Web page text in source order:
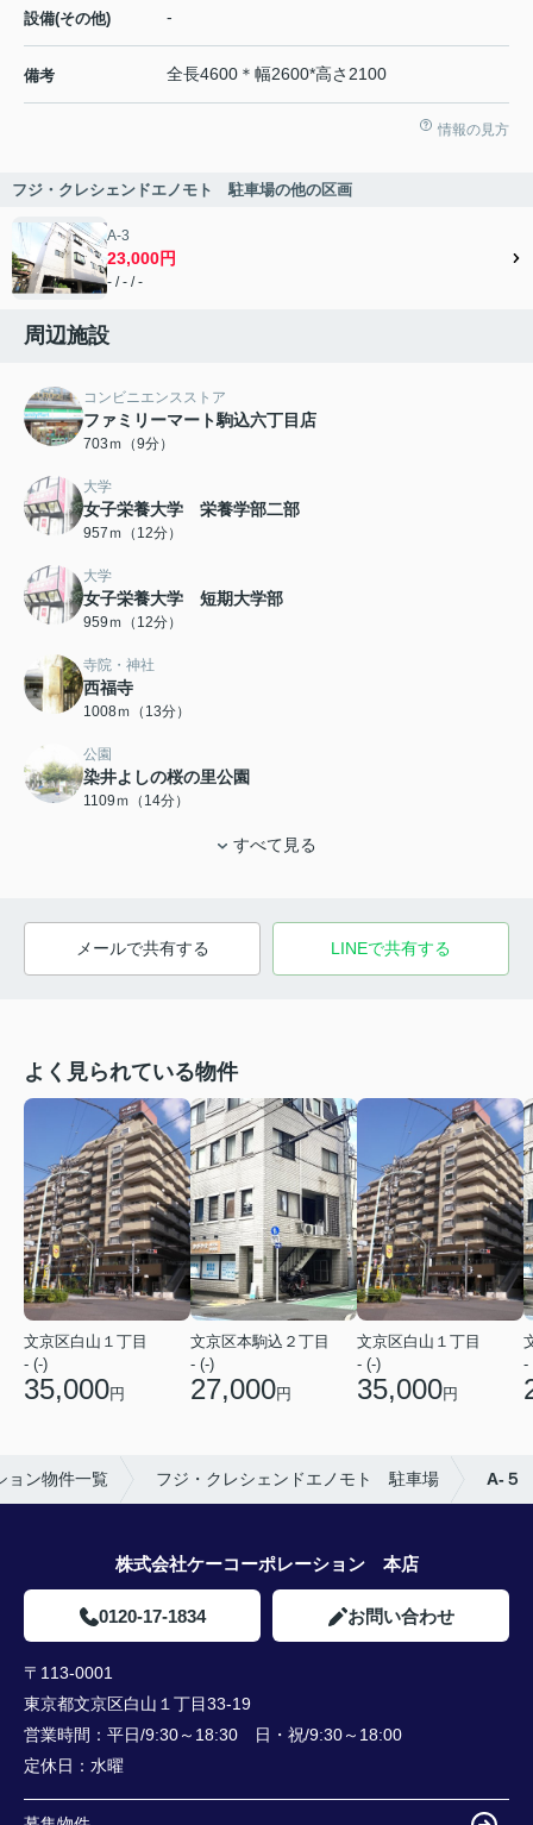
設備(その他) -
備考 全長4600＊幅2600*高さ2100
情報の見方
フジ・クレシェンドエノモト 駐車場の他の区画
A-3
23,000円
- / - / -
周辺施設
コンビニエンスストア
ファミリーマート駒込六丁目店
703ｍ（9分）
大学
女子栄養大学 栄養学部二部
957ｍ（12分）
大学
女子栄養大学 短期大学部
959ｍ（12分）
寺院・神社
西福寺
1008ｍ（13分）
公園
染井よしの桜の里公園
1109ｍ（14分）
すべて見る
メールで共有する LINEで共有する
よく見られている物件
文京区白山１丁目
- (-)
35,000円
文京区本駒込２丁目
- (-)
27,000円
文京区白山１丁目
- (-)
35,000円
-
ョン物件一覧 フジ・クレシェンドエノモト 駐車場 A-５
株式会社ケーコーポレーション 本店
0120-17-1834 お問い合わせ
〒113-0001
東京都文京区白山１丁目33-19
営業時間： 平日/9:30～18:30 日・祝/9:30～18:00
定休日： 水曜